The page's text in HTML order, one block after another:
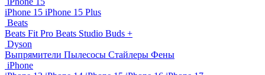
iPhone 15 iPhone 15 Plus
Beats
Beats Fit Pro Beats Studio Buds +
Dyson
Выпрямители Пылесосы Стайлеры Фены
iPhone